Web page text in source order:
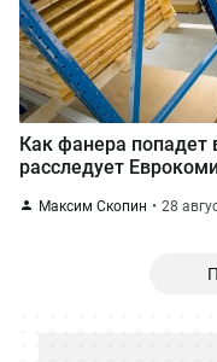
Как фанера попадет
расследует
Максим Скопин 28